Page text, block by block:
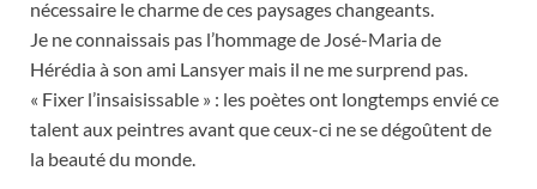
nécessaire le charme de ces paysages changeants.
Je ne connaissais pas l’hommage de José-Maria de
Hérédia à son ami Lansyer mais il ne me surprend pas.
« Fixer l’insaisissable » : les poètes ont longtemps envié ce
talent aux peintres avant que ceux-ci ne se dégoûtent de
la beauté du monde.